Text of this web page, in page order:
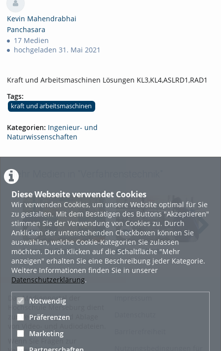
Diese Webseite verwendet Cookies
Wir verwenden Cookies, um unsere Website optimal für Sie
zu gestalten. Mit dem Bestätigen des Buttons "Akzeptieren"
stimmen Sie der Verwendung von Cookies zu. Durch
Anklicken der untenstehenden Checkboxen können Sie
auswählen, welche Cookie-Kategorien Sie zulassen
möchten. Durch Klicken auf die Schaltfläche "Mehr
anzeigen" erhalten Sie eine Beschreibung jeder Kategorie.
Weitere Informationen finden Sie in unserer
Datenschutzerklärung.
Notwendig
Präferenzen
Marketing
Kevin Mahendrabhai
Panchasara
17 Medien
hochgeladen 31. Mai 2021
Kraft und Arbeitsmaschinen Lösungen KL3,KL4,ASLRD1,RAD1
Tags:
kraft und arbeitsmaschinen
Kategorien: Ingenieur- und
Naturwissenschaften
Mehr Medien in "Verfahrenstechnik"
Bernoulli English Druckfiltration
Das Medienportal der
Hochschule Merseburg dient
zur Verwaltung und Ablage
Wenn Sie Fragen zur